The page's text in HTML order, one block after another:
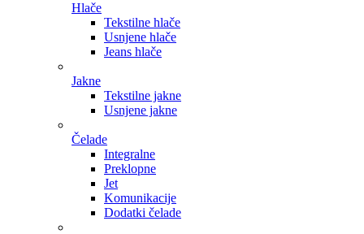
Hlače
Tekstilne hlače
Usnjene hlače
Jeans hlače
Jakne
Tekstilne jakne
Usnjene jakne
Čelade
Integralne
Preklopne
Jet
Komunikacije
Dodatki čelade